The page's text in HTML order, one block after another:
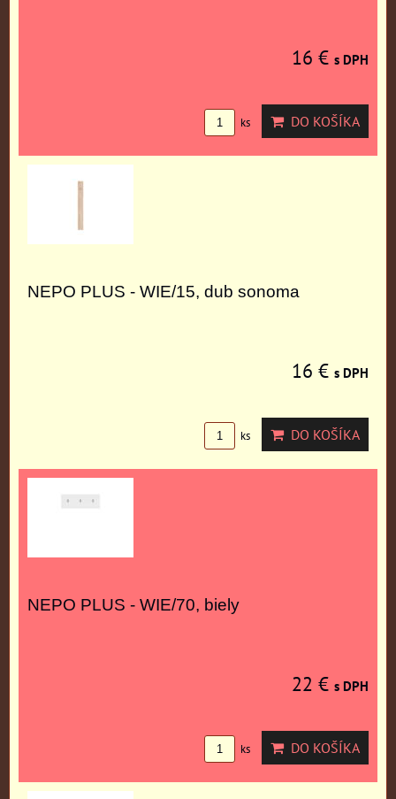
16 € s DPH
ks DO KOŠÍKA
NEPO PLUS - WIE/15, dub sonoma
16 € s DPH
ks DO KOŠÍKA
NEPO PLUS - WIE/70, biely
22 € s DPH
ks DO KOŠÍKA